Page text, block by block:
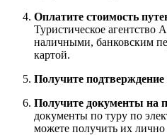
Оплатите стоимость
Туристическое агентство
наличными, банковским
картой.
Получите
Получите документы на
документы по туру по
можете получить их